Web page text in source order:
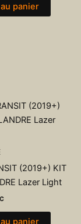
panier
(2019+) KIT
Lazer Light
panier